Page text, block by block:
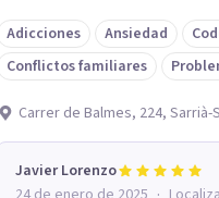
Adicciones Ansiedad
Conflictos familiares
Carrer de Balmes, 224,
Javier Lorenzo